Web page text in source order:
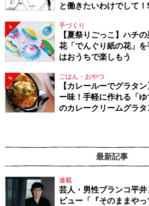
と働きたいわけでして
4 手づくり
【夏祭りごっこ】ハチ
花「でんぐり紙の花」を
はおうちで楽しもう
5 ごはん・おやつ
【カレールーでグラタ
ー味！手軽に作れる「
のカレークリームグラ
最新記事
連載
芸人・男性ブランコ平
ビュー「『そのままや